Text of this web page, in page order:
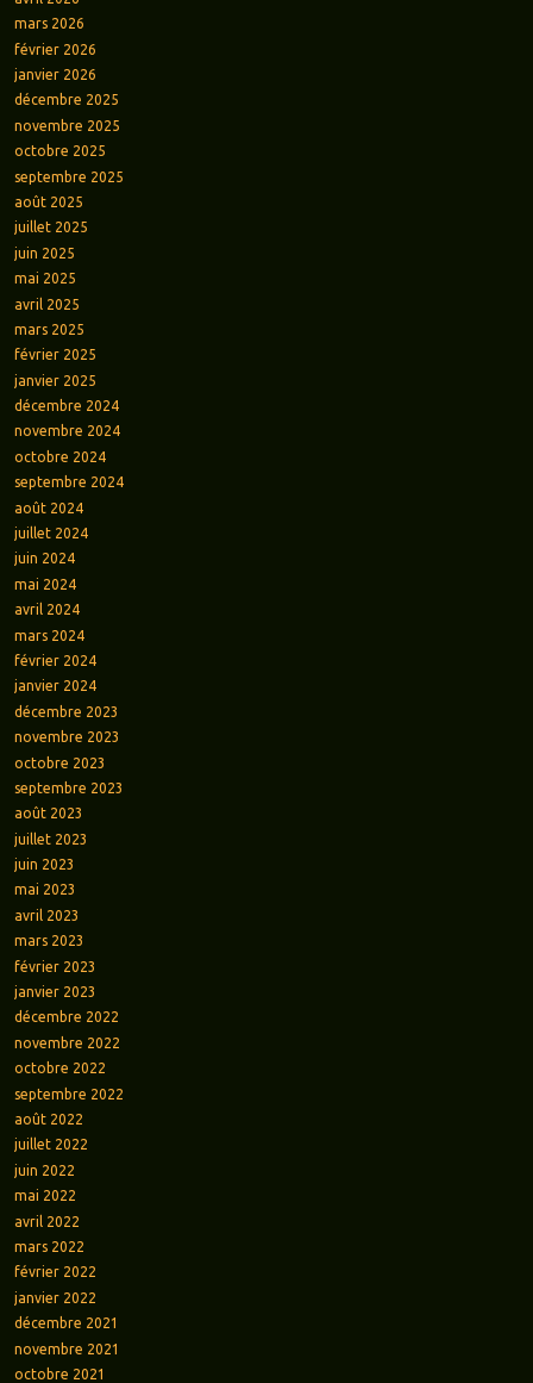
mars 2026
février 2026
janvier 2026
décembre 2025
novembre 2025
octobre 2025
septembre 2025
août 2025
juillet 2025
juin 2025
mai 2025
avril 2025
mars 2025
février 2025
janvier 2025
décembre 2024
novembre 2024
octobre 2024
septembre 2024
août 2024
juillet 2024
juin 2024
mai 2024
avril 2024
mars 2024
février 2024
janvier 2024
décembre 2023
novembre 2023
octobre 2023
septembre 2023
août 2023
juillet 2023
juin 2023
mai 2023
avril 2023
mars 2023
février 2023
janvier 2023
décembre 2022
novembre 2022
octobre 2022
septembre 2022
août 2022
juillet 2022
juin 2022
mai 2022
avril 2022
mars 2022
février 2022
janvier 2022
décembre 2021
novembre 2021
octobre 2021